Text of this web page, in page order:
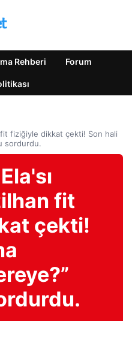
Rehberi Forum
fit fiziğiyle dikkat çekti! Son hali
sordurdu.
fit
çekti!